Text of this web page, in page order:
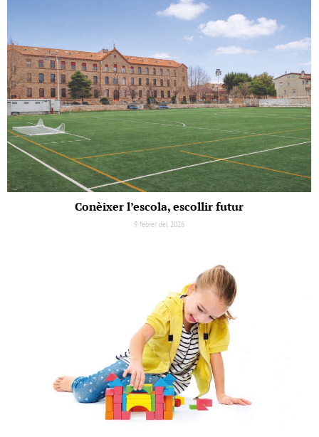
Conèixer l’escola, escollir futur
9 febrer del 2026